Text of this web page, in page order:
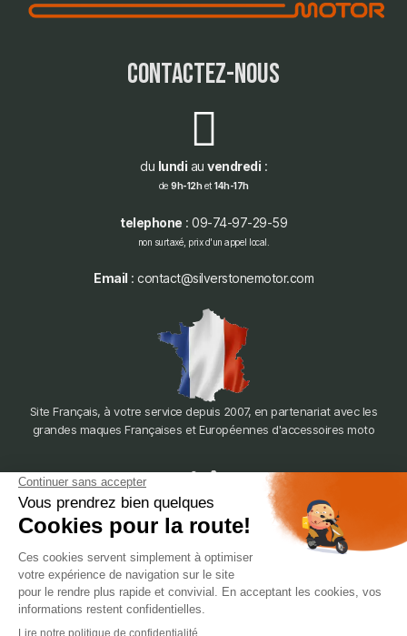
contactez-nous
du lundi au vendredi :
de 9h-12het 14h-17h
telephone : 09-74-97-29-59
non surtaxé, prix d'un appel local.
Email : contact@silverstonemotor.com
Site Français, à votre service depuis 2007, en partenariat avec les
grandes maques Françaises et Européennes d'accessoires moto
388 Av. Charles de Gaulle, 69200 Vénissieux